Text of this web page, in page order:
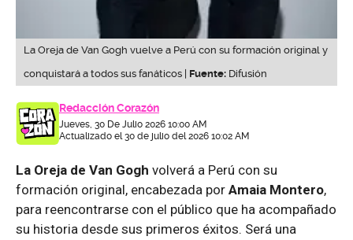
La Oreja de Van Gogh vuelve a Perú con su formación original y
conquistará a todos sus fanáticos | Fuente: Difusión
Redacción Corazón
Jueves, 30 De Julio 2026 10:00 AM
Actualizado el 30 de julio del 2026 10:02 AM
La Oreja de Van Gogh volverá a Perú con su
formación original, encabezada por Amaia Montero,
para reencontrarse con el público que ha acompañado
su historia desde sus primeros éxitos. Será una